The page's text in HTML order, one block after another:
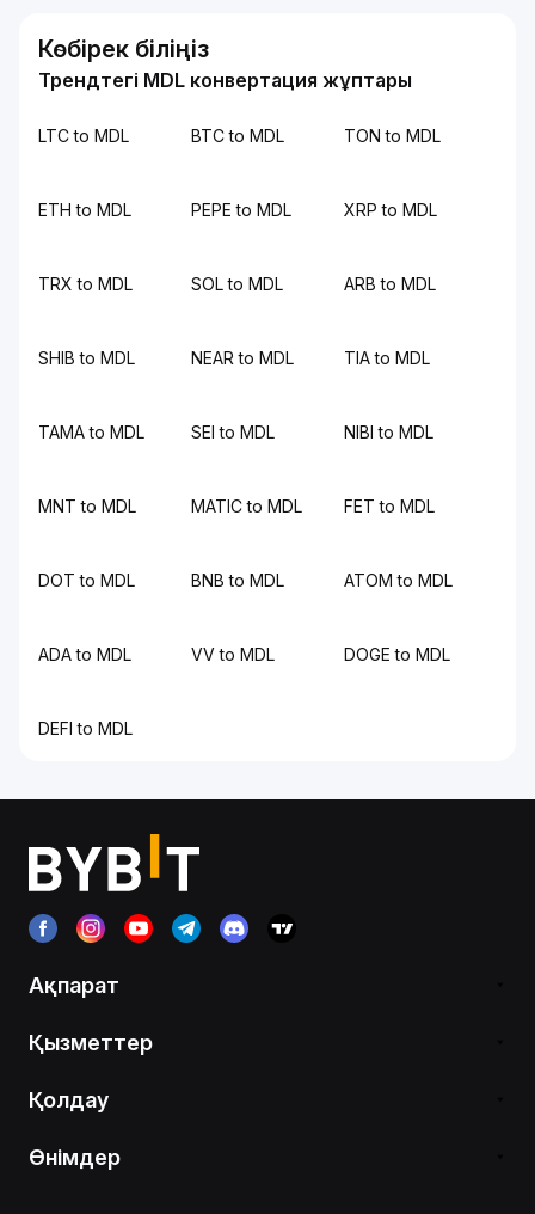
Көбірек біліңіз
Трендтегі MDL конвертация жұптары
LTC to MDL BTC to MDL TON to MDL
ETH to MDL PEPE to MDL XRP to MDL
TRX to MDL SOL to MDL ARB to MDL
SHIB to MDL NEAR to MDL TIA to MDL
TAMA to MDL SEI to MDL NIBI to MDL
MNT to MDL MATIC to MDL FET to MDL
DOT to MDL BNB to MDL ATOM to MDL
ADA to MDL VV to MDL DOGE to MDL
DEFI to MDL
Ақпарат
Қызметтер
Қолдау
Өнімдер